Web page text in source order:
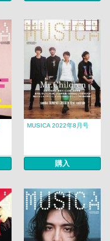
MUSICA 2022年8月号
購入